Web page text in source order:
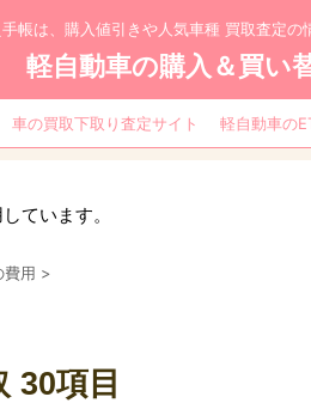
帳は、購入値引きや人気車種 買取査定
軽自動車の購入＆買い
車の買取下取り査定サイト 軽自動車の
ています。
費用 >
30項目